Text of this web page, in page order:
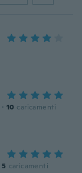
· 10 caricamenti
5 caricamenti